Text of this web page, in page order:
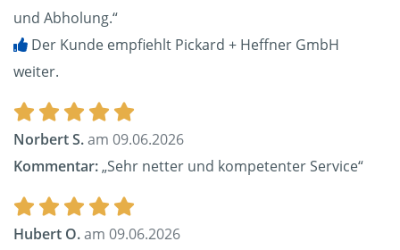
und Abholung.“
Der Kunde empfiehlt Pickard + Heffner GmbH
weiter.
Norbert S.am 09.06.2026
Kommentar:„Sehr netter und kompetenter Service“
Hubert O.am 09.06.2026